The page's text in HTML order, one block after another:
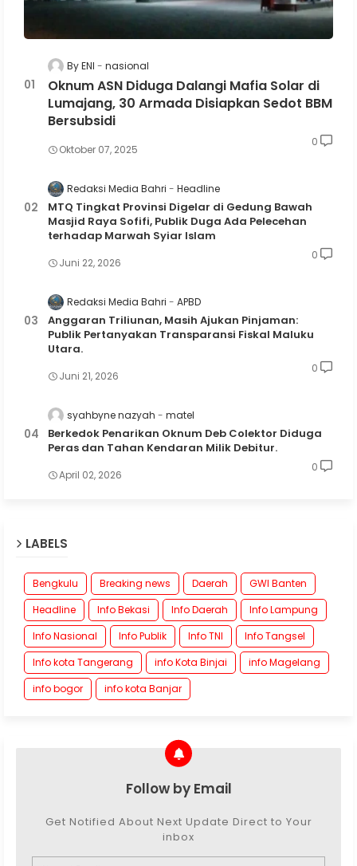
By ENI nasional
Oknum ASN Diduga Dalangi Mafia Solar di
Lumajang, 30 Armada Disiapkan Sedot BBM
Bersubsidi
Oktober 07, 2025
0
Redaksi Media Bahri Headline
MTQ Tingkat Provinsi Digelar di Gedung Bawah
Masjid Raya Sofifi, Publik Duga Ada Pelecehan
terhadap Marwah Syiar Islam
Juni 22, 2026
0
Redaksi Media Bahri APBD
Anggaran Triliunan, Masih Ajukan Pinjaman:
Publik Pertanyakan Transparansi Fiskal Maluku
Utara.
Juni 21, 2026
0
syahbyne nazyah matel
Berkedok Penarikan Oknum Deb Colektor Diduga
Peras dan Tahan Kendaran Milik Debitur.
April 02, 2026
0
LABELS
Bengkulu Breaking news Daerah
GWI Banten
Headline
Info Bekasi Info Daerah
Info Lampung
Info Nasional
Info Publik Info TNI
Info Tangsel
Info kota Tangerang
info Kota Binjai
info Magelang
info bogor
info kota Banjar
Follow by Email
Get Notified About Next Update Direct to Your
inbox